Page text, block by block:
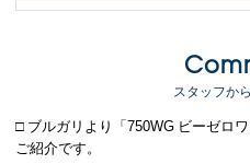
スタッフか
□ ブルガリより「750WG ビーゼロ
ご紹介です。